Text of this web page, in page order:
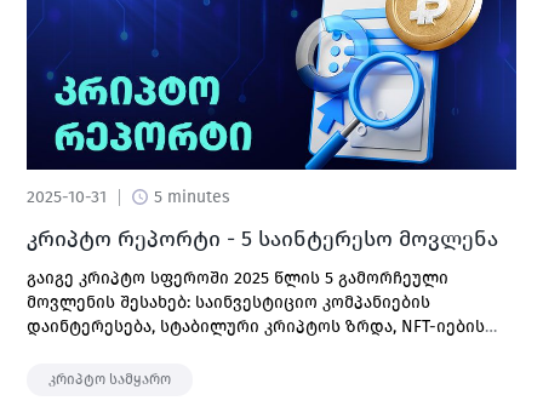
2025-10-31 5 minutes
კრიპტო რეპორტი - 5 საინტერესო მოვლენა
გაიგე კრიპტო სფეროში 2025 წლის 5 გამორჩეული
მოვლენის შესახებ: საინვესტიციო კომპანიების
დაინტერესება, სტაბილური კრიპტოს ზრდა, NFT-იების
კრიპტო სამყარო